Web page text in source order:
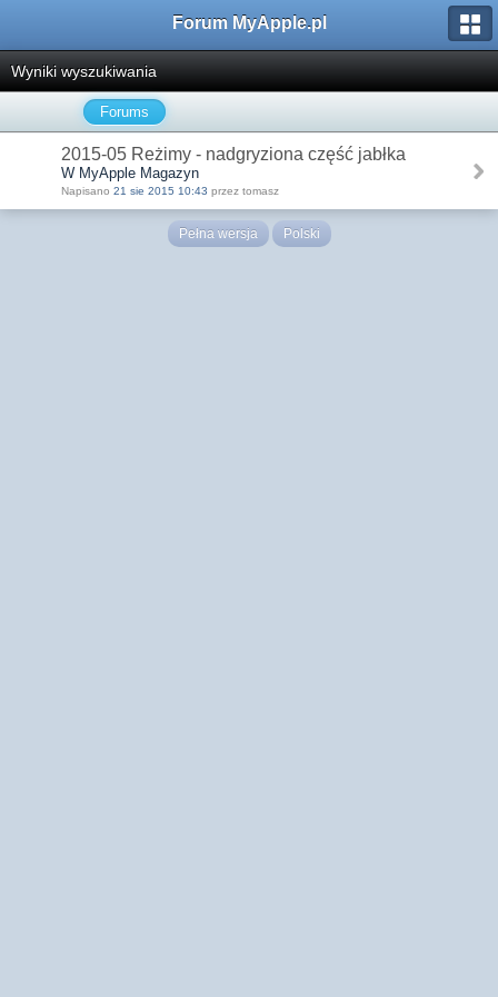
Forum MyApple.pl
Wyniki wyszukiwania
Forums
2015-05 Reżimy - nadgryziona część jabłka
W MyApple Magazyn
Napisano 21 sie 2015 10:43 przez tomasz
Pełna wersja Polski